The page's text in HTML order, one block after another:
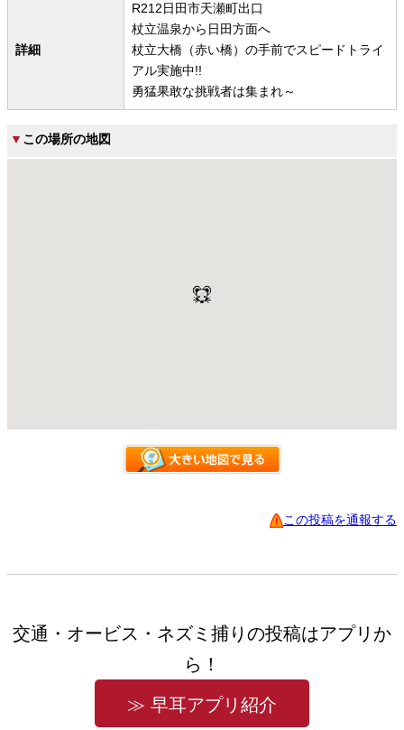
詳細
R212日田市天瀬町出口
杖立温泉から日田方面へ
杖立大橋（赤い橋）の手前でスピードトライ
アル実施中!!
勇猛果敢な挑戦者は集まれ～
▼ この場所の地図
この投稿を通報する
交通・オービス・ネズミ捕りの投稿はアプリか
ら！
≫ 早耳アプリ紹介